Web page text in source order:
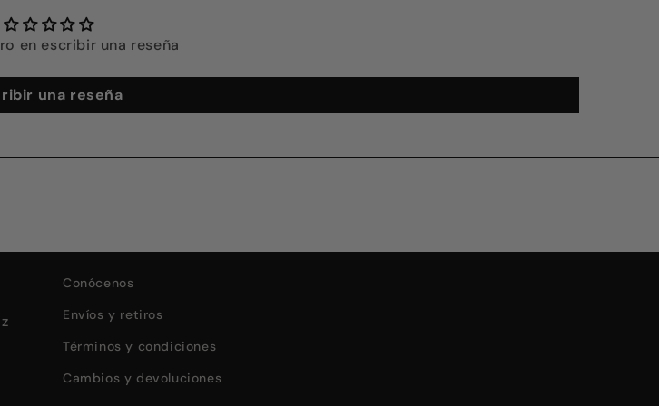
en escribir una reseña
una reseña
Conócenos
Envíos y retiros
Términos y condiciones
Cambios y devoluciones